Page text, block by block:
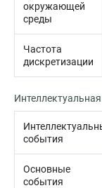
окружающей
среды
Частота
дискретизации
события
Основные
события